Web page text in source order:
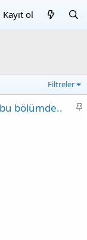
Kayıt ol
Filtreler
bölümde..